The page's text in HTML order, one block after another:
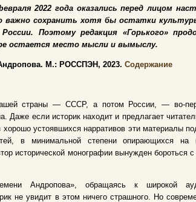
2022 года оказались перед лицом
важно сохранить хотя бы остатки
Поэтому редакция «Горького»
остается место мысли и вымыслу.
М.: РОССПЭН, 2023. Содержание
страны — СССР, а потом России, — во-
Даже если историк находит и предлагает
хорошо устоявшихся нарративов эти материалы
в минимальной степени опирающихся
исторической монографии вынужден бороться
Андропова», обращаясь к широкой
не увидит в этом ничего страшного. Но